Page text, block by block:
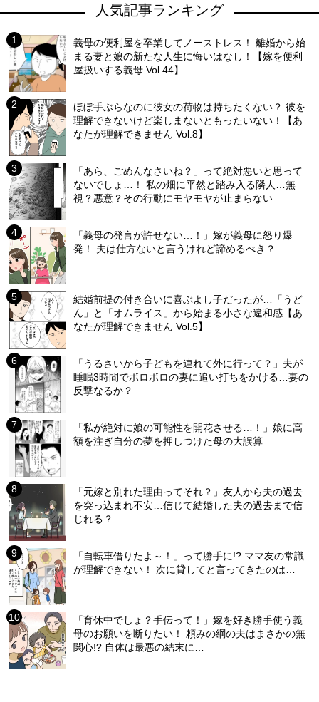
人気記事ランキング
義母の便利屋を卒業してノーストレス！ 離婚から始
まる妻と娘の新たな人生に悔いはなし！【嫁を便利
屋扱いする義母 Vol.44】
ほぼ手ぶらなのに彼女の荷物は持ちたくない？ 彼を
理解できないけど楽しまないともったいない！【あ
なたが理解できません Vol.8】
「あら、ごめんなさいね？」って絶対悪いと思って
ないでしょ…！ 私の畑に平然と踏み入る隣人…無
視？悪意？その行動にモヤモヤが止まらない
「義母の発言が許せない…！」嫁が義母に怒り爆
発！ 夫は仕方ないと言うけれど諦めるべき？
結婚前提の付き合いに喜ぶよし子だったが…「うど
ん」と「オムライス」から始まる小さな違和感【あ
なたが理解できません Vol.5】
「うるさいから子どもを連れて外に行って？」夫が
睡眠3時間でボロボロの妻に追い打ちをかける…妻の
反撃なるか？
「私が絶対に娘の可能性を開花させる…！」娘に高
額を注ぎ自分の夢を押しつけた母の大誤算
「元嫁と別れた理由ってそれ？」友人から夫の過去
を突っ込まれ不安…信じて結婚した夫の過去まで信
じれる？
「自転車借りたよ～！」って勝手に!? ママ友の常識
が理解できない！ 次に貸してと言ってきたのは…
「育休中でしょ？手伝って！」嫁を好き勝手使う義
母のお願いを断りたい！ 頼みの綱の夫はまさかの無
関心!? 自体は最悪の結末に…